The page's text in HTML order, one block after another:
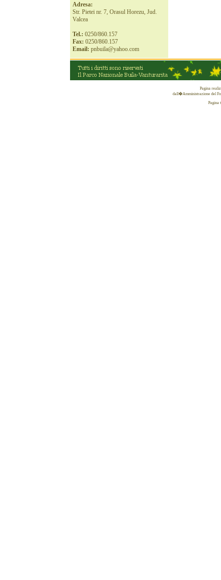
Adresa:
Str. Pietei nr. 7, Orasul Horezu, Jud.
Valcea
Tel.: 0250/860.157
Fax: 0250/860.157
Email: pnbuila@yahoo.com
Pagina
dall�Amministrazione del
Pagina